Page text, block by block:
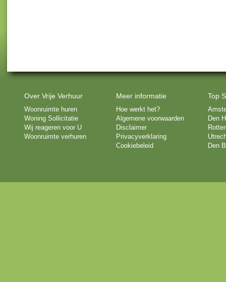
Over Vrije Verhuur
Woonruimte huren
Woning Sollicitatie
Wij reageren voor U
Woonruimte verhuren
Meer informatie
Hoe werkt het?
Algemene voorwaarden
Disclaimer
Privacyverklaring
Cookiebeleid
Top
Den
Den